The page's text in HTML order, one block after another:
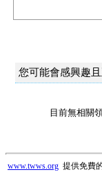
您可能會感興趣
目前無相關
www.twws.org 提供免費